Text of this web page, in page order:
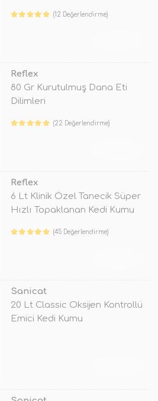
(12 Değerlendirme)
Reflex
80 Gr Kurutulmuş Dana Eti
Dilimleri
(22 Değerlendirme)
Reflex
6 Lt Klinik Özel Tanecik Süper
Hızlı Topaklanan Kedi Kumu
(45 Değerlendirme)
Sanicat
20 Lt Classic Oksijen Kontrollü
Emici Kedi Kumu